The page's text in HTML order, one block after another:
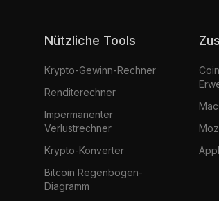
Nützliche Tools
Krypto-Gewinn-Rechner
Renditerechner
Impermanenter
Verlustrechner
Krypto-Konverter
Bitcoin Regenbogen-
Diagramm